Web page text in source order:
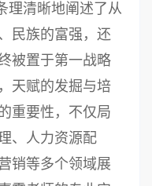
理清晰地阐述了从
民族的富强，还
被置于第一战略
天赋的发掘与培
重要性，不仅局
、人力资源配
销等多个领域展